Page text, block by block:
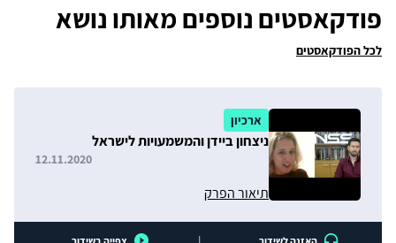
פודקאסטים נוספים מאותו נושא
לכל הפודקאסטים
ארכיון
ניצחון ביידן והמשמעויות לישראל
תיאור הפרק
12.11.2020